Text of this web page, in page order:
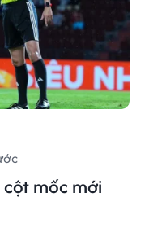
mốc mới